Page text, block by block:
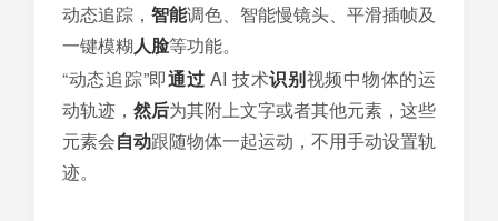
动态追踪， 智能调色、智能慢镜头、平滑插帧及
一键模糊人脸等功能。
“动态追踪”即通过 AI 技术识别视频中物体的运
动轨迹， 然后为其附上文字或者其他元素，这些
元素会自动跟随物体一起运动，不用手动设置轨
迹。